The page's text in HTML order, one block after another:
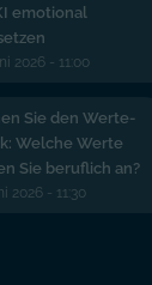
emotional
2026 - 11:00
Sie den Werte-
Welche Werte
Sie beruflich an?
2026 - 11:30